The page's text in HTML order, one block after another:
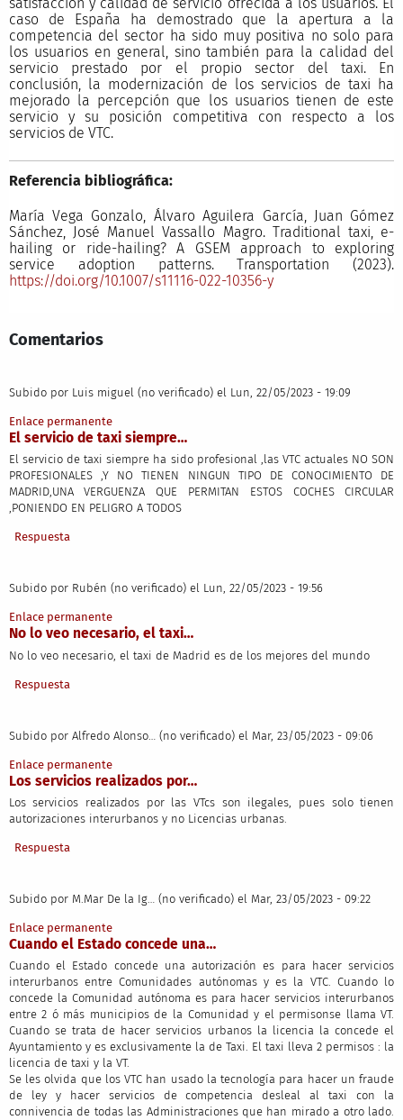
caso de España ha demostrado que la apertura a la
competencia del sector ha sido muy positiva no solo para
los usuarios en general, sino también para la calidad del
servicio prestado por el propio sector del taxi. En
conclusión, la modernización de los servicios de taxi ha
mejorado la percepción que los usuarios tienen de este
servicio y su posición competitiva con respecto a los
servicios de VTC.
Referencia bibliográfica:
María Vega Gonzalo, Álvaro Aguilera García, Juan Gómez
Sánchez, José Manuel Vassallo Magro. Traditional taxi, e-
hailing or ride-hailing? A GSEM approach to exploring
service adoption patterns. Transportation (2023).
https://doi.org/10.1007/s11116-022-10356-y
Comentarios
Subido por Luis miguel (no verificado) el Lun, 22/05/2023 - 19:09
Enlace permanente
El servicio de taxi siempre…
El servicio de taxi siempre ha sido profesional ,las VTC actuales NO SON
PROFESIONALES ,Y NO TIENEN NINGUN TIPO DE CONOCIMIENTO DE
MADRID,UNA VERGUENZA QUE PERMITAN ESTOS COCHES CIRCULAR
,PONIENDO EN PELIGRO A TODOS
Respuesta
Subido por Rubén (no verificado) el Lun, 22/05/2023 - 19:56
Enlace permanente
No lo veo necesario, el taxi…
No lo veo necesario, el taxi de Madrid es de los mejores del mundo
Respuesta
Subido por Alfredo Alonso… (no verificado) el Mar, 23/05/2023 - 09:06
Enlace permanente
Los servicios realizados por…
Los servicios realizados por las VTcs son ilegales, pues solo tienen
autorizaciones interurbanos y no Licencias urbanas.
Respuesta
Subido por M.Mar De la Ig… (no verificado) el Mar, 23/05/2023 - 09:22
Enlace permanente
Cuando el Estado concede una…
Cuando el Estado concede una autorización es para hacer servicios
interurbanos entre Comunidades autónomas y es la VTC. Cuando lo
concede la Comunidad autónoma es para hacer servicios interurbanos
entre 2 ó más municipios de la Comunidad y el permisonse llama VT.
Cuando se trata de hacer servicios urbanos la licencia la concede el
Ayuntamiento y es exclusivamente la de Taxi. El taxi lleva 2 permisos : la
licencia de taxi y la VT.
Se les olvida que los VTC han usado la tecnología para hacer un fraude
de ley y hacer servicios de competencia desleal al taxi con la
connivencia de todas las Administraciones que han mirado a otro lado.